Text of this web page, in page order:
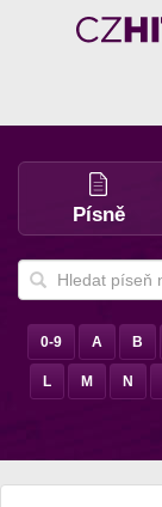
Písně
0-9 A B
L M N